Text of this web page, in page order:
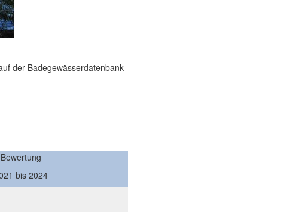
der Badegewässerdatenbank
Bewertung
bis 2024